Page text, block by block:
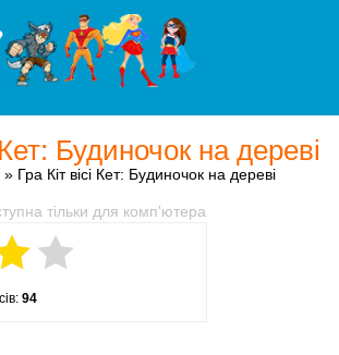
Кет: Будиночок на дереві
» Гра Кіт вісі Кет: Будиночок на дереві
тільки для комп'ютера
94